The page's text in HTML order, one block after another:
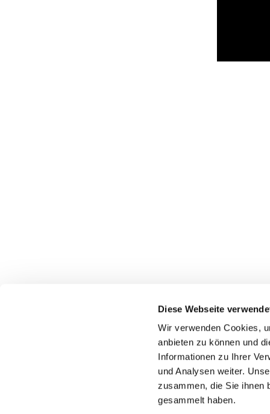
Diese Webseite
Wir verwenden Cookies,
anbieten zu können und
Informationen zu Ihrer
und Analysen weiter.
zusammen, die Sie ihnen
gesammelt haben.